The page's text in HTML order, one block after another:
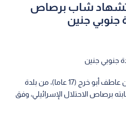
شاب برصاص
جنوبي جنين
جنوبي جنين
استشهد الثلاثاء، الفتى عثمان عاطف أبو خرج (17 عاما)، من بلدة
برصاص الاحتلال الإسرائيلي، وفق